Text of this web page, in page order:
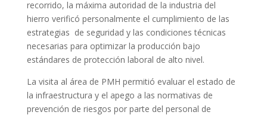
recorrido, la máxima autoridad de la industria del
hierro verificó personalmente el cumplimiento de las
estrategias de seguridad y las condiciones técnicas
necesarias para optimizar la producción bajo
estándares de protección laboral de alto nivel.
La visita al área de PMH permitió evaluar el estado de
la infraestructura y el apego a las normativas de
prevención de riesgos por parte del personal de